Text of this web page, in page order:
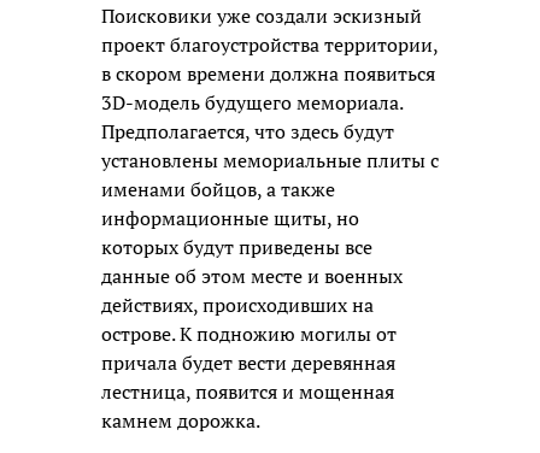
Поисковики уже создали эскизный
проект благоустройства территории,
в скором времени должна появиться
3D-модель будущего мемориала.
Предполагается, что здесь будут
установлены мемориальные плиты с
именами бойцов, а также
информационные щиты, но
которых будут приведены все
данные об этом месте и военных
действиях, происходивших на
острове. К подножию могилы от
причала будет вести деревянная
лестница, появится и мощенная
камнем дорожка.